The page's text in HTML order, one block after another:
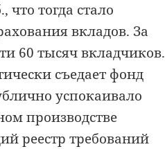
тогда стало
вкладов. За
60 тысяч вкладчиков.
съедает фонд
успокаивало
производстве
реестр требований